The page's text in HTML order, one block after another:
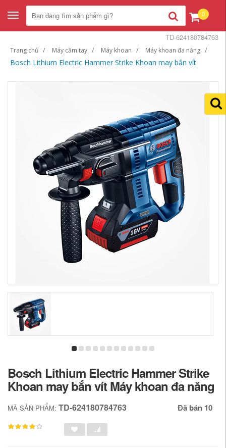
Toggle
navigation
0
Trang chủ Máy cầm tay Máy khoan Máy khoan đa năng
Bosch Lithium Electric Hammer Strike Khoan may bắn vít
TD-624180784763
Bosch Lithium Electric Hammer Strike
Khoan may bắn vít Máy khoan đa năng
MÃ SẢN PHẨM: TD-624180784763 Đã bán 10